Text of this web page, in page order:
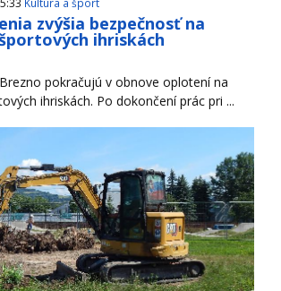
zvýšia bezpečnosť na
ihriskách
pokračujú v obnove oplotení na
ihriskách. Po dokončení prác pri ...